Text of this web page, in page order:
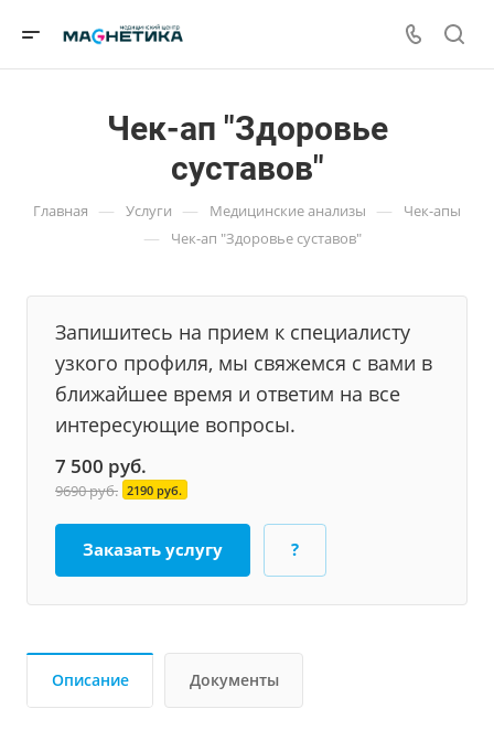
Чек-ап "Здоровье
суставов"
Главная — Услуги — Медицинские анализы — Чек-апы
— Чек-ап "Здоровье суставов"
Запишитесь на прием к специалисту
узкого профиля, мы свяжемся с вами в
ближайшее время и ответим на все
интересующие вопросы.
7 500 руб.
9690 руб. 2190 руб.
Заказать услугу ?
Описание Документы